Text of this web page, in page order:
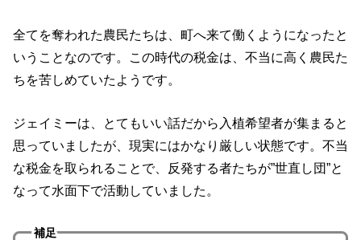
全てを奪われた農民たちは、町へ来て働くようになったと
いうことなのです。この時代の税金は、不当に高く農民た
ちを苦しめていたようです。
ジェイミーは、とてもいい話だから入植希望者が集まると
思っていましたが、現実にはかなり厳しい状態です。不当
な税金を取られることで、反発する者たちが”世直し団”と
なって水面下で活動していました。
補足